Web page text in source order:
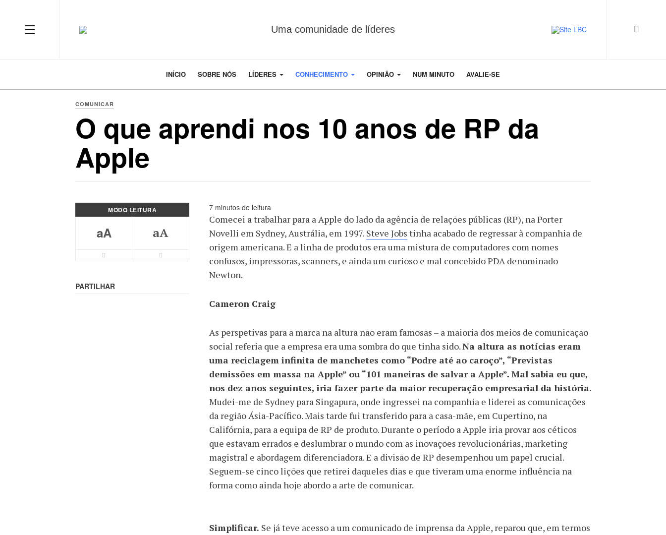
Uma comunidade de líderes
INÍCIO SOBRE NÓS LÍDERES CONHECIMENTO OPINIÃO NUM MINUTO AVALIE-SE
COMUNICAR
O que aprendi nos 10 anos de RP da
Apple
MODO LEITURA
aA aA
PARTILHAR
7 minutos de leitura
Comecei a trabalhar para a Apple do lado da agência de relações públicas (RP), na Porter
Novelli em Sydney, Austrália, em 1997. Steve Jobs tinha acabado de regressar à companhia de
origem americana. E a linha de produtos era uma mistura de computadores com nomes
confusos, impressoras, scanners, e ainda um curioso e mal concebido PDA denominado
Newton.
Cameron Craig
As perspetivas para a marca na altura não eram famosas – a maioria dos meios de comunicação
social referia que a empresa era uma sombra do que tinha sido.Na altura as notícias eram
uma reciclagem infinita de manchetes como “Podre até ao caroço”, “Previstas
demissões em massa na Apple” ou “101 maneiras de salvar a Apple”. Mal sabia eu que,
nos dez anos seguintes, iria fazer parte da maior recuperação empresarial da história.
Mudei-me de Sydney para Singapura, onde ingressei na companhia e liderei as comunicações
da região Ásia-Pacífico. Mais tarde fui transferido para a casa-mãe, em Cupertino, na
Califórnia, para a equipa de RP de produto. Durante o período a Apple iria provar aos céticos
que estavam errados e deslumbrar o mundo com as inovações revolucionárias, marketing
magistral e abordagem diferenciadora. E a divisão de RP desempenhou um papel crucial.
Seguem-se cinco lições que retirei daqueles dias e que tiveram uma enorme influência na
forma como ainda hoje abordo a arte de comunicar.
Simplificar. Se já teve acesso a um comunicado de imprensa da Apple, reparou que, em termos